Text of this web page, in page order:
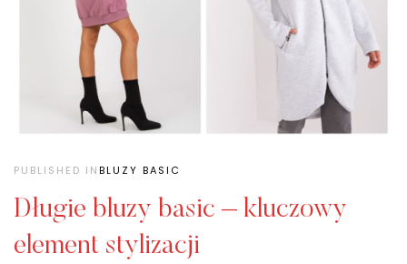
PUBLISHED INBLUZY BASIC
Długie bluzy basic – kluczowy
element stylizacji